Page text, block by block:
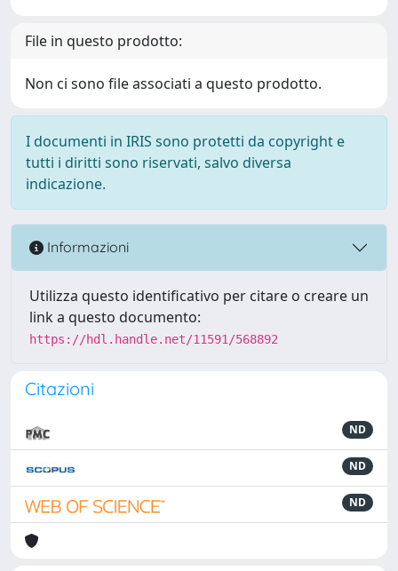
File in questo prodotto:
Non ci sono file associati a questo prodotto.
I documenti in IRIS sono protetti da copyright e
tutti i diritti sono riservati, salvo diversa
indicazione.
Informazioni
Utilizza questo identificativo per citare o creare un
link a questo documento:
https://hdl.handle.net/11591/568892
Citazioni
ND
ND
ND